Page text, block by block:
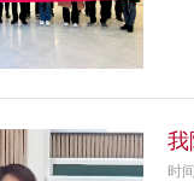
我
时